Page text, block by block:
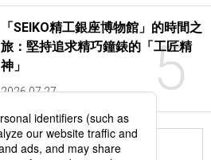
5
「SEIKO精工銀座博物館」的時間之
旅：堅持追求精巧鐘錶的「工匠精
神」
2026.07.27
更多